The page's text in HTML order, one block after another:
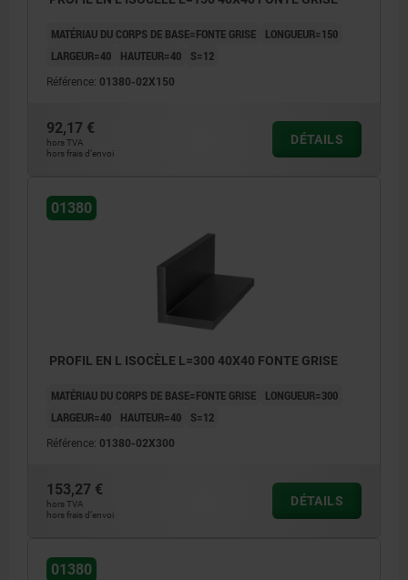
MATÉRIAU DU CORPS DE BASE=FONTE GRISE
LONGUEUR=150
LARGEUR=40
HAUTEUR=40 S=12
Référence: 01380-02X150
92,17 €
hors TVA
hors frais d’envoi
DÉTAILS
01380
PROFIL EN L ISOCÈLE L=300 40X40 FONTE GRISE
MATÉRIAU DU CORPS DE BASE=FONTE GRISE
LONGUEUR=300
LARGEUR=40
HAUTEUR=40 S=12
Référence: 01380-02X300
153,27 €
hors TVA
hors frais d’envoi
DÉTAILS
01380